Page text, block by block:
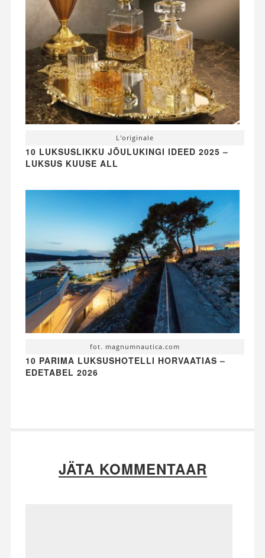
L'originale
10 LUKSUSLIKKU JÕULUKINGI IDEED 2025 –
LUKSUS KUUSE ALL
fot. magnumnautica.com
10 PARIMA LUKSUSHOTELLI HORVAATIAS –
EDETABEL 2026
JÄTA KOMMENTAAR